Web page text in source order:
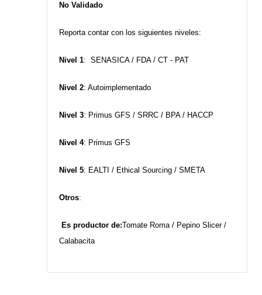
No Validado
Reporta contar con los siguientes niveles:
Nivel 1: SENASICA / FDA / CT - PAT
Nivel 2: Autoimplementado
Nivel 3: Primus GFS / SRRC / BPA / HACCP
Nivel 4: Primus GFS
Nivel 5: EALTI / Ethical Sourcing / SMETA
Otros:
Es productor de:Tomate Roma / Pepino Slicer /
Calabacita